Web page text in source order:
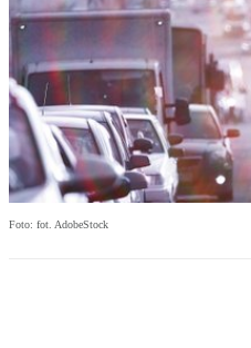
Foto: fot. AdobeStock